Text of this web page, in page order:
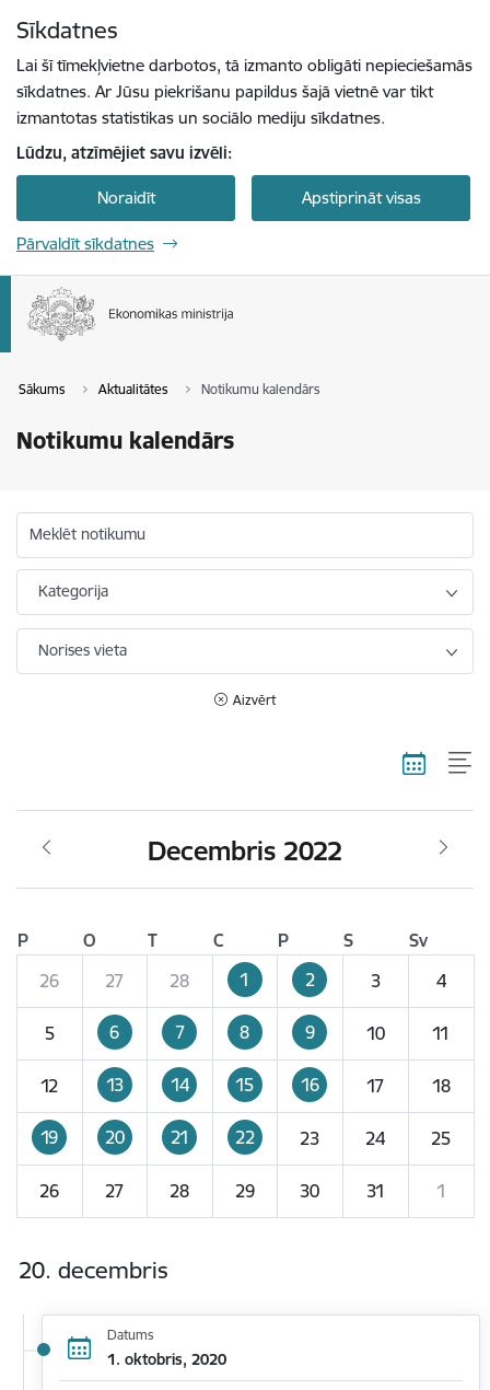
Sīkdatnes
Lai šī tīmekļvietne darbotos, tā izmanto obligāti nepieciešamās
sīkdatnes. Ar Jūsu piekrišanu papildus šajā vietnē var tikt
izmantotas statistikas un sociālo mediju sīkdatnes.
Lūdzu, atzīmējiet savu izvēli:
Noraidīt Apstiprināt visas
Pārvaldīt sīkdatnes
Sākums Aktualitātes Notikumu kalendārs
Notikumu kalendārs
Meklēt notikumu
Kategorija
Norises vieta
Aizvērt
Decembris 2022
P O T C P S
Sv
26
27 28 1 2 3 4
5 6 7 8 9 10 11
12 13 14 15 16 17 18
19 20 21 22 23 24 25
26 27 28 29 30 31 1
20. decembris
Datums
1. oktobris, 2020